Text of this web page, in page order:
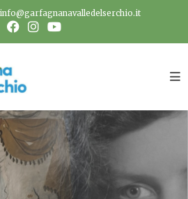
info@garfagnanavalledelserchio.it